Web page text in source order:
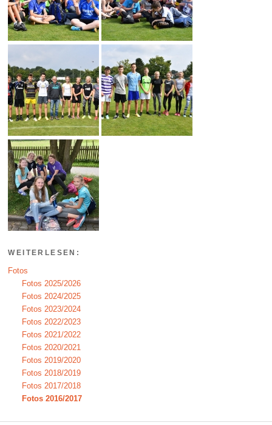
WEITERLESEN:
Fotos
Fotos 2025/2026
Fotos 2024/2025
Fotos 2023/2024
Fotos 2022/2023
Fotos 2021/2022
Fotos 2020/2021
Fotos 2019/2020
Fotos 2018/2019
Fotos 2017/2018
Fotos 2016/2017